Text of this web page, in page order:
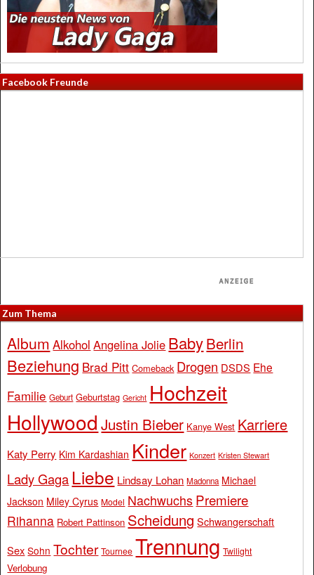
Facebook Freunde
Zum Thema
Album Alkohol Angelina Jolie BabyBerlin
Beziehung Brad Pitt Comeback Drogen DSDS Ehe
Familie Geburt Geburtstag Gericht Hochzeit
Hollywood Justin Bieber Kanye West Karriere
Katy Perry Kim Kardashian Kinder Konzert Kristen Stewart
Lady Gaga Liebe Lindsay Lohan Madonna Michael
Jackson Miley Cyrus Model Nachwuchs Premiere
Rihanna Robert Pattinson Scheidung Schwangerschaft
Sex Sohn Tochter Tournee Trennung Twilight
Verlobung